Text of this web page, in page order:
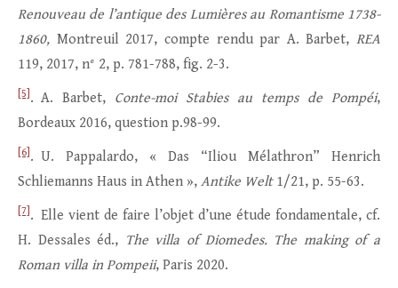
Renouveau de l’antique des Lumières au Romantisme 1738-
1860, Montreuil 2017, compte rendu par A. Barbet, REA
119, 2017, n° 2, p. 781-788, fig. 2-3.
[5] . A. Barbet, Conte-moi Stabies au temps de Pompéi,
Bordeaux 2016, question p.98-99.
[6] . U. Pappalardo, « Das “Iliou Mélathron” Henrich
Schliemanns Haus in Athen », Antike Welt1/21, p. 55-63.
[7] . Elle vient de faire l’objet d’une étude fondamentale, cf.
H. Dessales éd., The villa of Diomedes. The making of a
Roman villa in Pompeii, Paris 2020.